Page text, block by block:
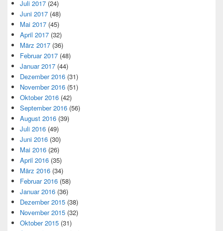
Juli 2017 (24)
Juni 2017 (48)
Mai 2017 (45)
April 2017 (32)
März 2017 (36)
Februar 2017 (48)
Januar 2017 (44)
Dezember 2016 (31)
November 2016 (51)
Oktober 2016 (42)
September 2016 (56)
August 2016 (39)
Juli 2016 (49)
Juni 2016 (30)
Mai 2016 (26)
April 2016 (35)
März 2016 (34)
Februar 2016 (58)
Januar 2016 (36)
Dezember 2015 (38)
November 2015 (32)
Oktober 2015 (31)